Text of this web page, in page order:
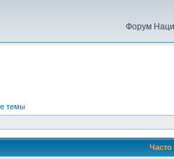
Форум
темы